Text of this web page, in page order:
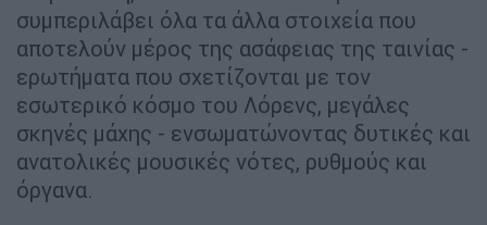
συμπεριλάβει όλα τα άλλα στοιχεία που
αποτελούν μέρος της ασάφειας της ταινίας -
ερωτήματα που σχετίζονται με τον
εσωτερικό κόσμο του Λόρενς, μεγάλες
σκηνές μάχης - ενσωματώνοντας δυτικές και
ανατολικές μουσικές νότες, ρυθμούς και
όργανα.